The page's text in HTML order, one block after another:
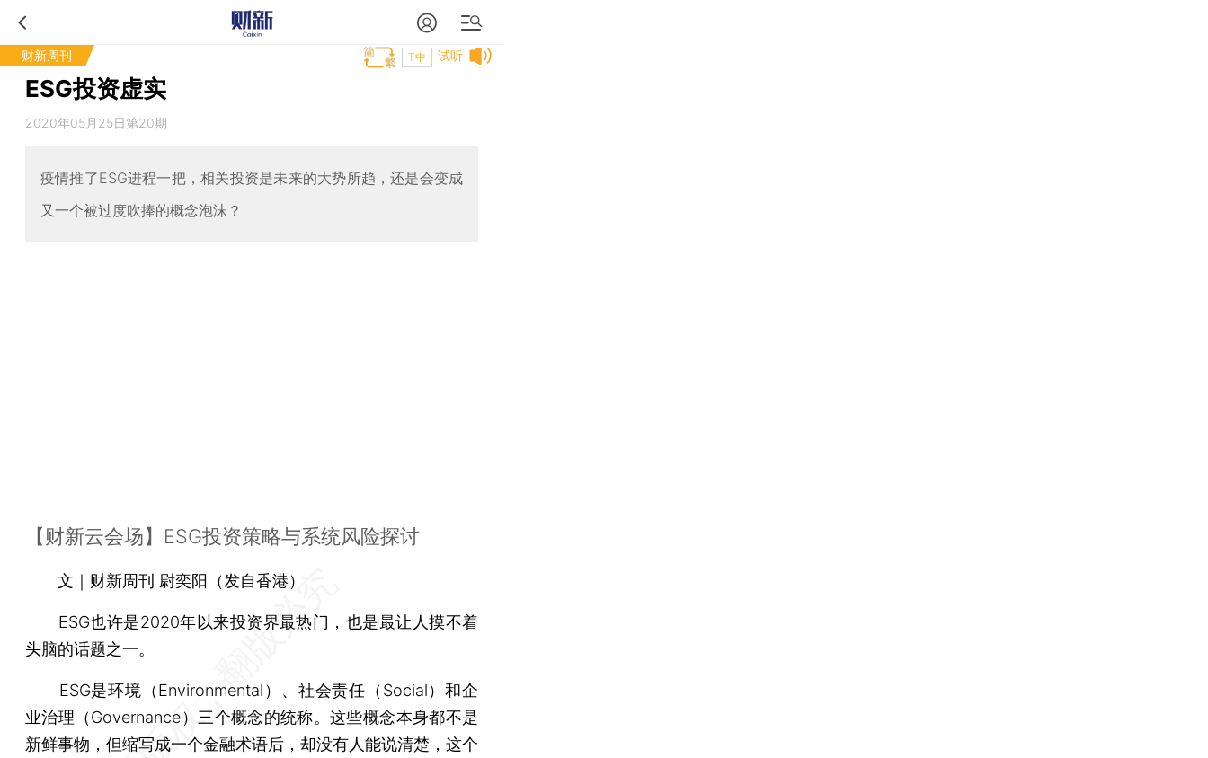
财新周刊 试听
T中
ESG投资虚实
2020年05月25日第20期
疫情推了ESG进程一把，相关投资是未来的大势所趋，还是会变成
又一个被过度吹捧的概念泡沫？
【财新云会场】ESG投资策略与系统风险探讨
文｜财新周刊 尉奕阳（发自香港）
ESG也许是2020年以来投资界最热门，也是最让人摸不着
头脑的话题之一。
ESG是环境（Environmental）、社会责任（Social）和企
业治理（Governance）三个概念的统称。这些概念本身都不是
新鲜事物，但缩写成一个金融术语后，却没有人能说清楚，这个